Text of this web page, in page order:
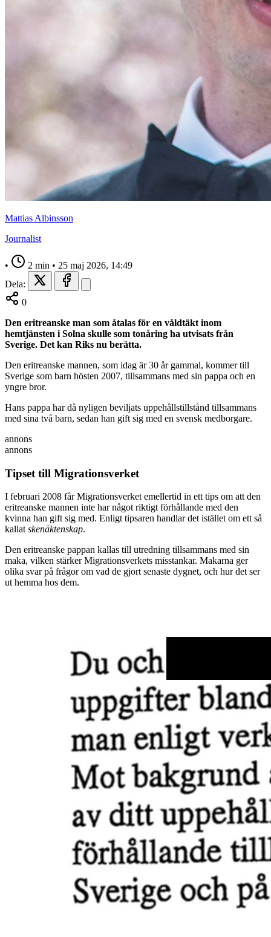
Mattias Albinsson
Journalist
• 2 min • 25 maj 2026, 14:49
Dela:
0
Den eritreanske man som åtalas för en våldtäkt inom
hemtjänsten i Solna skulle som tonåring ha utvisats från
Sverige. Det kan Riks nu berätta.
Den eritreanske mannen, som idag är 30 år gammal, kommer till
Sverige som barn hösten 2007, tillsammans med sin pappa och en
yngre bror.
Hans pappa har då nyligen beviljats uppehållstillstånd tillsammans
med sina två barn, sedan han gift sig med en svensk medborgare.
annons
annons
Tipset till Migrationsverket
I februari 2008 får Migrationsverket emellertid in ett tips om att den
eritreanske mannen inte har något riktigt förhållande med den
kvinna han gift sig med. Enligt tipsaren handlar det istället om ett så
kallat skenäktenskap.
Den eritreanske pappan kallas till utredning tillsammans med sin
maka, vilken stärker Migrationsverkets misstankar. Makarna ger
olika svar på frågor om vad de gjort senaste dygnet, och hur det ser
ut hemma hos dem.